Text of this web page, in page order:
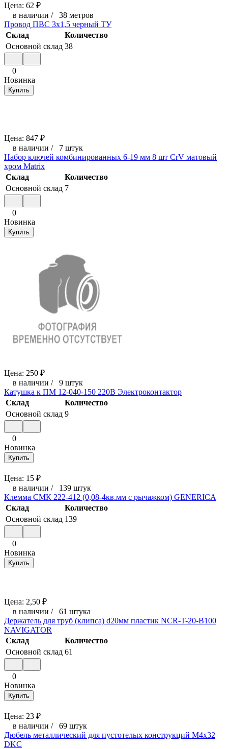
Цена: 62 ₽
в наличии / 38 метров
Провод ПВС 3х1,5 черный ТУ
Склад
Количество
Основной склад 38
0
Новинка
Купить
Цена: 847 ₽
в наличии / 7 штук
Набор ключей комбинированных 6-19 мм 8 шт CrV матовый
хром Matrix
Склад
Количество
Основной склад 7
0
Новинка
Купить
Цена: 250 ₽
в наличии / 9 штук
Катушка к ПМ 12-040-150 220В Электроконтактор
Склад
Количество
Основной склад 9
0
Новинка
Купить
Цена: 15 ₽
в наличии / 139 штук
Клемма СМК 222-412 (0,08-4кв.мм с рычажком) GENERICA
Склад
Количество
Основной склад 139
0
Новинка
Купить
Цена: 2,50 ₽
в наличии / 61 штука
Держатель для труб (клипса) d20мм пластик NCR-T-20-B100
NAVIGATOR
Склад
Количество
Основной склад 61
0
Новинка
Купить
Цена: 23 ₽
в наличии / 69 штук
Дюбель металлический для пустотелых конструкций М4х32
DKC